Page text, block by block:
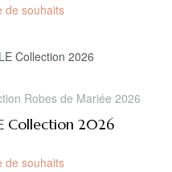
de souhaits
Robes de Mariée 2026
Collection 2026
de souhaits